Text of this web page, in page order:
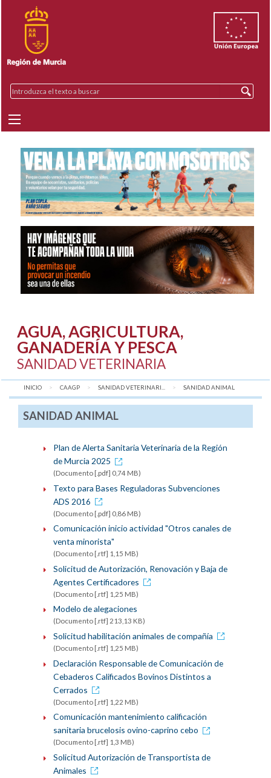
AGUA, AGRICULTURA,
GANADERÍA Y PESCA
SANIDAD VETERINARIA
INICIO CAAGP SANIDAD VETERINARI... AQUÍ:
SANIDAD ANIMAL
SANIDAD ANIMAL
Plan de Alerta Sanitaria Veterinaria de la Región
de Murcia 2025
(Documento [.pdf] 0,74 MB)
Texto para Bases Reguladoras Subvenciones
ADS 2016
(Documento [.pdf] 0,86 MB)
Comunicación inicio actividad "Otros canales de
venta minorista"
(Documento [.rtf] 1,15 MB)
Solicitud de Autorización, Renovación y Baja de
Agentes Certificadores
(Documento [.rtf] 1,25 MB)
Modelo de alegaciones
(Documento [.rtf] 213,13 KB)
Solicitud habilitación animales de compañía
(Documento [.rtf] 1,25 MB)
Declaración Responsable de Comunicación de
Cebaderos Calificados Bovinos Distintos a
Cerrados
(Documento [.rtf] 1,22 MB)
Comunicación mantenimiento calificación
sanitaria brucelosis ovino-caprino cebo
(Documento [.rtf] 1,3 MB)
Solicitud Autorización de Transportista de
Animales